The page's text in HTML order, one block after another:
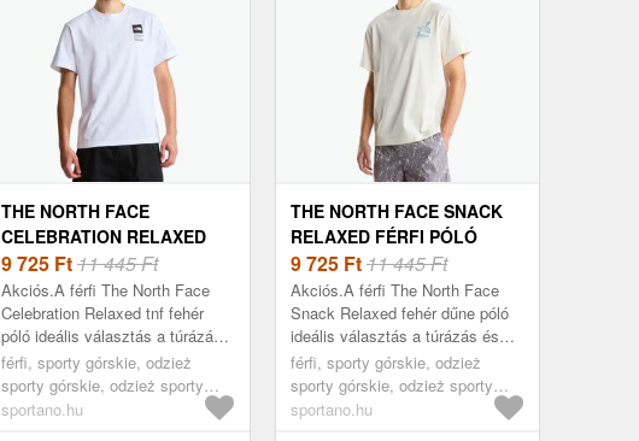
THE NORTH FACE
CELEBRATION RELAXED
FÉRFI PÓLÓ TNF WHITE
(CELEBRATION RELAXED
NF0A8GAQFN41)
9 725 Ft11 445 Ft
Akciós.A férfi The North Face
Celebration Relaxed tnf fehér
póló ideális választás a túrázás
szerelmeseinek, akik a
kényelmet és a funkcionalitást
értékel...
férfi, sporty górskie, odzież
sporty górskie, odzież sporty
górskie koszulka, fehér
sportano.hu
THE NORTH FACE SNACK
RELAXED FÉRFI PÓLÓ
WHITE DUNE (SNACK
RELAXED NF0A8G9RQLI1)
9 725 Ft11 445 Ft
Akciós.A férfi The North Face
Snack Relaxed fehér dűne póló
ideális választás a túrázás és
aktív pihenés kedvelőinek. A
lélegző anyag felhasználásának
kös...
férfi, sporty górskie, odzież
sporty górskie, odzież sporty
górskie koszulka, fehér
sportano.hu